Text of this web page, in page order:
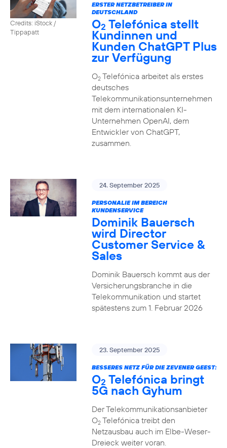
Credits: iStock /
Tippapatt
ERSTER NETZBETREIBER IN
DEUTSCHLAND
O2 Telefónica stellt
Kundinnen und
Kunden ChatGPT Plus
zur Verfügung
O2Telefónica arbeitet als erstes
deutsches
Telekommunikationsunternehmen
mit dem internationalen KI-
Unternehmen OpenAI, dem
Entwickler von ChatGPT,
zusammen.
24. September 2025
PERSONALIE IM BEREICH
KUNDENSERVICE
Dominik Bauersch
wird Director
Customer Service &
Sales
Dominik Bauersch kommt aus der
Versicherungsbranche in die
Telekommunikation und startet
spätestens zum 1. Februar 2026
23. September 2025
BESSERES NETZ FÜR DIE ZEVENER GEEST:
O2 Telefónica bringt
5G nach Gyhum
Der Telekommunikationsanbieter
O2Telefónica treibt den
Netzausbau auch im Elbe-Weser-
Dreieck weiter voran.